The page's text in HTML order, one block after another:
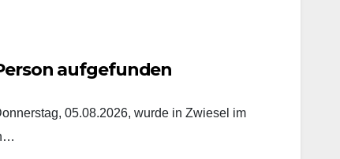
aufgefunden
05.08.2026, wurde in Zwiesel im